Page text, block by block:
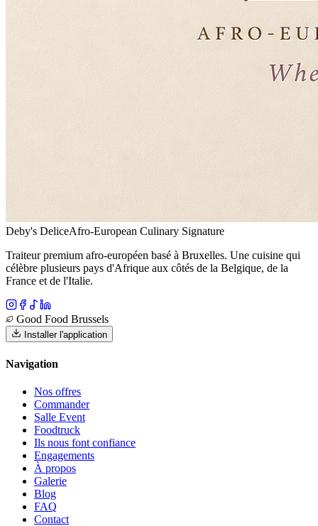
Deby's DeliceAfro-European Culinary Signature
Traiteur premium afro-européen basé à Bruxelles. Une cuisine qui
célèbre plusieurs pays d'Afrique aux côtés de la Belgique, de la
France et de l'Italie.
Good Food Brussels
Installer l'application
Navigation
Nos offres
Commander
Salle Event
Foodtruck
Ils nous font confiance
Engagements
À propos
Galerie
Blog
FAQ
Contact